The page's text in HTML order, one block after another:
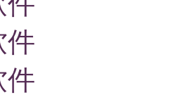
件
件